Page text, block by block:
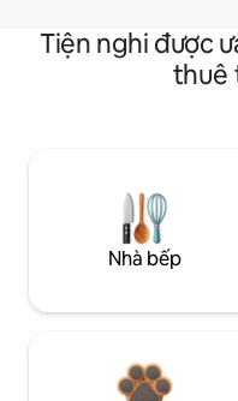
Tiện nghi được
thuê
Nhà bếp